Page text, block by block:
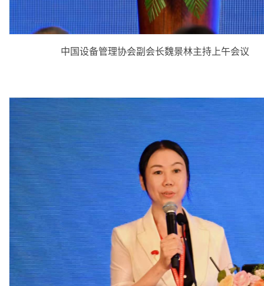
中国设备管理协会副会长魏景林主持上午会议